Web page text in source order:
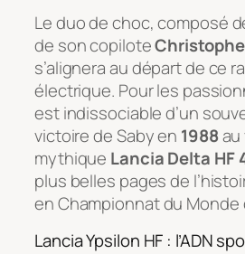
Le duo de choc, composé
de son copilote
s’alignera au départ de ce
électrique. Pour les
est indissociable d’un
victoire de Saby en 1988au
mythique Lancia Delta HF
plus belles pages de
en Championnat du Monde
Lancia Ypsilon HF : l’ADN